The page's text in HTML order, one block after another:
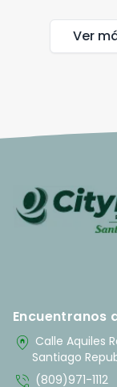
Ver
Encuentranos
home_pin Calle Aquiles
Santiago
phone_in_talk (809)971-1112